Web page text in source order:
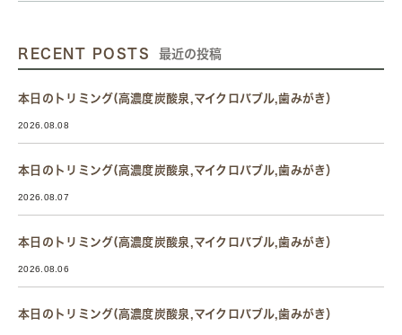
RECENT POSTS 最近の投稿
本日のトリミング(高濃度炭酸泉,マイクロバブル,歯みがき）
2026.08.08
本日のトリミング(高濃度炭酸泉,マイクロバブル,歯みがき）
2026.08.07
本日のトリミング(高濃度炭酸泉,マイクロバブル,歯みがき）
2026.08.06
本日のトリミング(高濃度炭酸泉,マイクロバブル,歯みがき）